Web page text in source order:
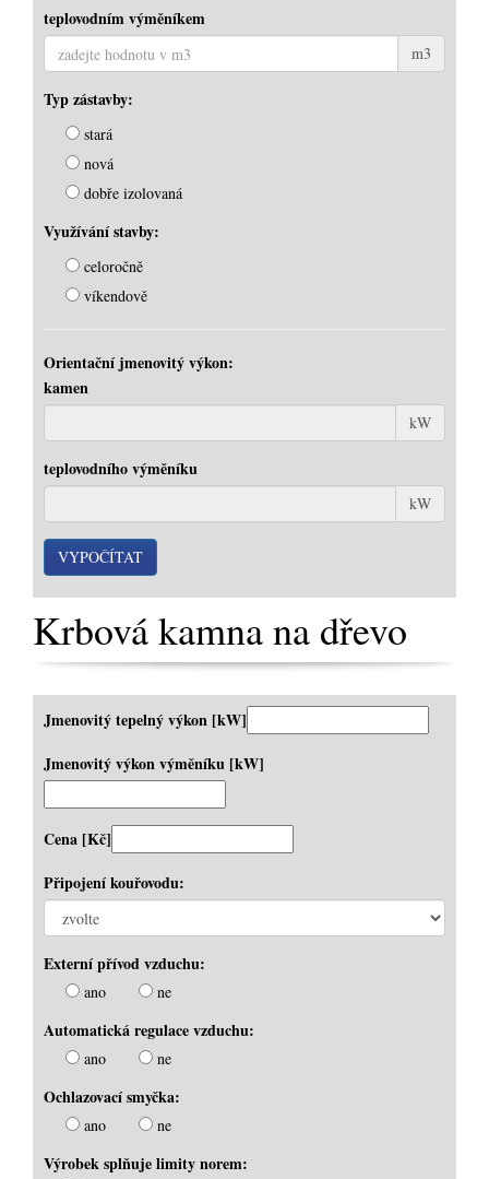
teplovodním výměníkem
m3
Typ zástavby:
stará
nová
dobře izolovaná
Využívání stavby:
celoročně
víkendově
Orientační jmenovitý výkon:
kamen
kW
teplovodního výměníku
kW
Krbová kamna na dřevo
Jmenovitý tepelný výkon [kW]
Jmenovitý výkon výměníku [kW]
Cena [Kč]
Připojení kouřovodu:
Externí přívod vzduchu:
ano ne
Automatická regulace vzduchu:
ano ne
Ochlazovací smyčka:
ano ne
Výrobek splňuje limity norem: